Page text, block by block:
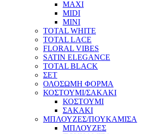
MAXI
MIDI
MINI
TOTAL WHITE
TOTAL LACE
FLORAL VIBES
SATIN ELEGANCE
TOTAL BLACK
ΣΕΤ
ΟΛΟΣΩΜΗ ΦΟΡΜΑ
ΚΟΣΤΟΥΜΙ/ΣΑΚΑΚΙ
ΚΟΣΤΟΥΜΙ
ΣΑΚΑΚΙ
ΜΠΛΟΥΖΕΣ/ΠΟΥΚΑΜΙΣΑ
ΜΠΛΟΥΖΕΣ